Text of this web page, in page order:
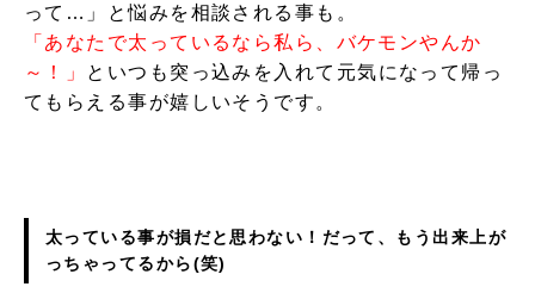
って…」と悩みを相談される事も。
「あなたで太っているなら私ら、バケモンやんか
～！
」 といつも突っ込みを入れて元気になって帰っ
てもらえる事が嬉しいそうです。
太っている事が損だと思わない！ だって、もう出来上が
っちゃってるから(笑)